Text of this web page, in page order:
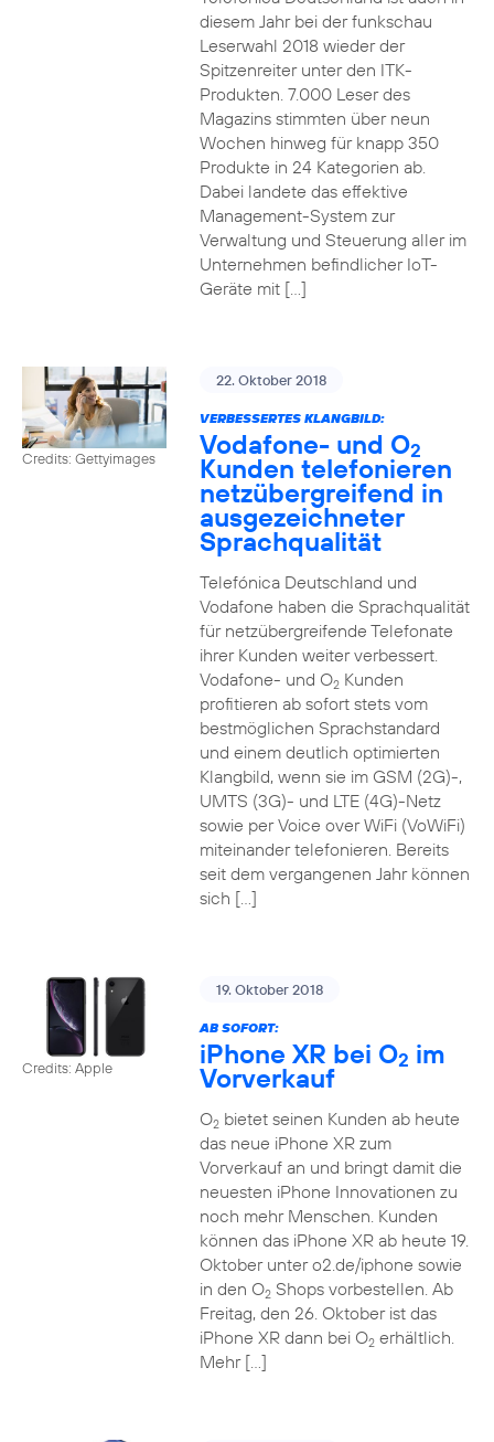
diesem Jahr bei der funkschau
Leserwahl 2018 wieder der
Spitzenreiter unter den ITK-
Produkten. 7.000 Leser des
Magazins stimmten über neun
Wochen hinweg für knapp 350
Produkte in 24 Kategorien ab.
Dabei landete das effektive
Management-System zur
Verwaltung und Steuerung aller im
Unternehmen befindlicher IoT-
Geräte mit […]
Credits: Gettyimages
22. Oktober 2018
VERBESSERTES KLANGBILD:
Vodafone- und O2
Kunden telefonieren
netzübergreifend in
ausgezeichneter
Sprachqualität
Telefónica Deutschland und
Vodafone haben die Sprachqualität
für netzübergreifende Telefonate
ihrer Kunden weiter verbessert.
Vodafone- und O2Kunden
profitieren ab sofort stets vom
bestmöglichen Sprachstandard
und einem deutlich optimierten
Klangbild, wenn sie im GSM (2G)-,
UMTS (3G)- und LTE (4G)-Netz
sowie per Voice over WiFi (VoWiFi)
miteinander telefonieren. Bereits
seit dem vergangenen Jahr können
sich […]
Credits: Apple
19. Oktober 2018
AB SOFORT:
iPhone XR bei O2 im
Vorverkauf
O2bietet seinen Kunden ab heute
das neue iPhone XR zum
Vorverkauf an und bringt damit die
neuesten iPhone Innovationen zu
noch mehr Menschen. Kunden
können das iPhone XR ab heute 19.
Oktober unter o2.de/iphone sowie
in den O2Shops vorbestellen. Ab
Freitag, den 26. Oktober ist das
iPhone XR dann bei O2erhältlich.
Mehr […]